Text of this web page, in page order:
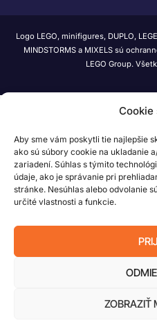
Cookie
Aby sme vám poskytli tie najlepšie
ako sú súbory cookie na ukladanie
zariadení. Súhlas s týmito
údaje, ako je správanie pri
stránke. Nesúhlas alebo odvolanie
určité vlastnosti a funkcie.
ZOBRAZIŤ
Logo LEGO, minifigures, DUPLO,
MINDSTORMS a MIXELS sú
LEGO Group.